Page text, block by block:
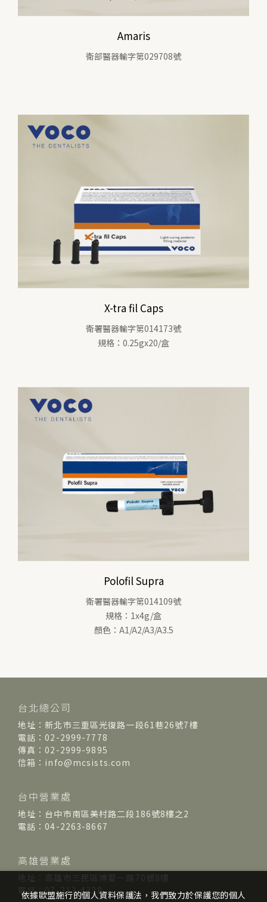
Amaris
衛部醫器輸字第029708號
X-tra fil Caps
衛署醫器輸字第014173號
規格：0.25gx20/盒
Polofil Supra
衛署醫器輸字第014109號
規格：1x4g/盒
顏色：A1/A2/A3/A3.5
台北總公司
地址：新北市三重區光復路一段61巷26號7樓
電話：02-2999-7778
傳真：02-2999-9895
信箱：info@mcsists.com
台中營業處
地址：台中市南區美村路二段186號8樓之2
電話：04-2263-8667
高雄營業處
電話：07-313-4338
依據歐盟施行的個人資料保護法，我們致力於保護您的個人